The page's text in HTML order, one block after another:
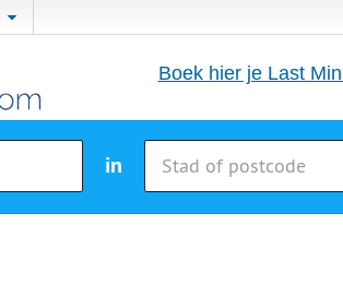
Boek hier je Last
in